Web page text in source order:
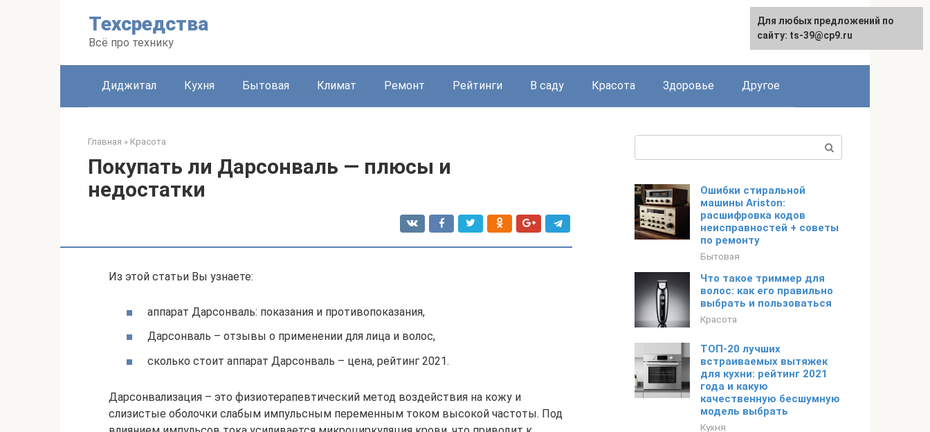
Техсредства
Всё про технику
English
Диджитал Кухня Бытовая Климат Ремонт Рейтинги В саду Красота Здоровье Другое
Главная » Красота
Покупать ли Дарсонваль — плюсы и
недостатки
Из этой статьи Вы узнаете:
аппарат Дарсонваль: показания и противопоказания,
Дарсонваль – отзывы о применении для лица и волос,
сколько стоит аппарат Дарсонваль – цена, рейтинг 2021.
Дарсонвализация – это физиотерапевтический метод воздействия на кожу и
слизистые оболочки слабым импульсным переменным током высокой частоты. Под
Ошибки стиральной
машины Ariston:
расшифровка кодов
неисправностей + советы
по ремонту
Бытовая
Что такое триммер для
волос: как его правильно
выбрать и пользоваться
Красота
ТОП-20 лучших
встраиваемых вытяжек
для кухни: рейтинг 2021
года и какую
качественную бесшумную
модель выбрать
Кухня
Для любых предложений по
сайту: ts-39@cp9.ru